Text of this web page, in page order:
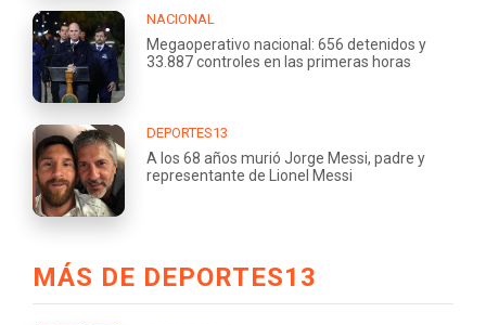
NACIONAL
Megaoperativo nacional: 656 detenidos y
33.887 controles en las primeras horas
DEPORTES13
A los 68 años murió Jorge Messi, padre y
representante de Lionel Messi
MÁS DE DEPORTES13